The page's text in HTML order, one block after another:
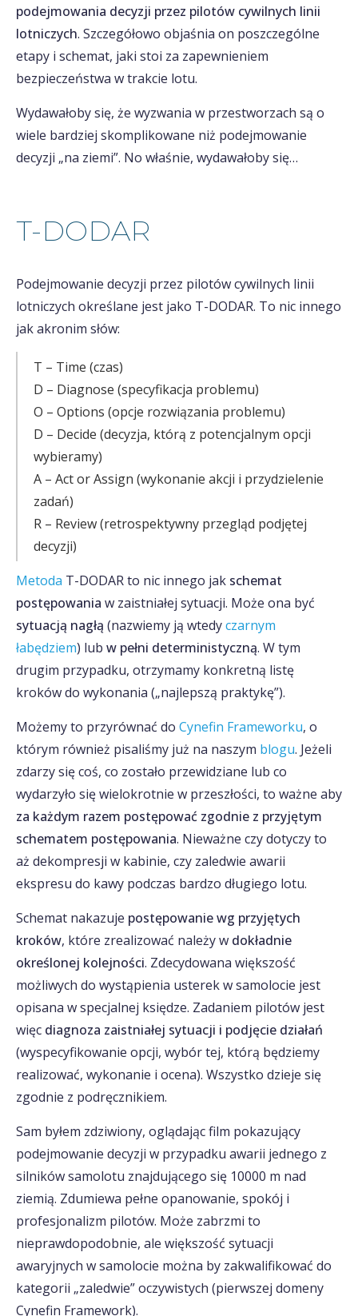
podejmowania decyzji przez pilotów cywilnych linii
lotniczych. Szczegółowo objaśnia on poszczególne
etapy i schemat, jaki stoi za zapewnieniem
bezpieczeństwa w trakcie lotu.
Wydawałoby się, że wyzwania w przestworzach są o
wiele bardziej skomplikowane niż podejmowanie
decyzji „na ziemi”. No właśnie, wydawałoby się…
T-DODAR
Podejmowanie decyzji przez pilotów cywilnych linii
lotniczych określane jest jako T-DODAR. To nic innego
jak akronim słów:
T – Time (czas)
D – Diagnose (specyfikacja problemu)
O – Options (opcje rozwiązania problemu)
D – Decide (decyzja, którą z potencjalnym opcji
wybieramy)
A – Act or Assign (wykonanie akcji i przydzielenie
zadań)
R – Review (retrospektywny przegląd podjętej
decyzji)
Metoda T-DODAR to nic innego jak schemat
postępowania w zaistniałej sytuacji. Może ona być
sytuacją nagłą (nazwiemy ją wtedyczarnym
łabędziem) lub w pełni deterministyczną. W tym
drugim przypadku, otrzymamy konkretną listę
kroków do wykonania („najlepszą praktykę”).
Możemy to przyrównać do Cynefin Frameworku, o
którym również pisaliśmy już na naszym blogu. Jeżeli
zdarzy się coś, co zostało przewidziane lub co
wydarzyło się wielokrotnie w przeszłości, to ważne aby
za każdym razem postępować zgodnie z przyjętym
schematem postępowania. Nieważne czy dotyczy to
aż dekompresji w kabinie, czy zaledwie awarii
ekspresu do kawy podczas bardzo długiego lotu.
Schemat nakazuje postępowanie wg przyjętych
kroków, które zrealizować należy w dokładnie
określonej kolejności. Zdecydowana większość
możliwych do wystąpienia usterek w samolocie jest
opisana w specjalnej księdze. Zadaniem pilotów jest
więc diagnoza zaistniałej sytuacji i podjęcie działań
(wyspecyfikowanie opcji, wybór tej, którą będziemy
realizować, wykonanie i ocena). Wszystko dzieje się
zgodnie z podręcznikiem.
Sam byłem zdziwiony, oglądając film pokazujący
podejmowanie decyzji w przypadku awarii jednego z
silników samolotu znajdującego się 10000 m nad
ziemią. Zdumiewa pełne opanowanie, spokój i
profesjonalizm pilotów. Może zabrzmi to
nieprawdopodobnie, ale większość sytuacji
awaryjnych w samolocie można by zakwalifikować do
kategorii „zaledwie” oczywistych (pierwszej domeny
Cynefin Framework).